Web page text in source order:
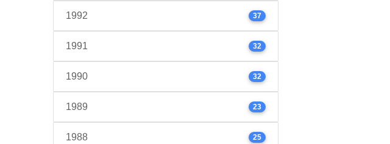
1992 37
1991 32
1990 32
1989 23
1988 25